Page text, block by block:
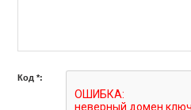
Код *: